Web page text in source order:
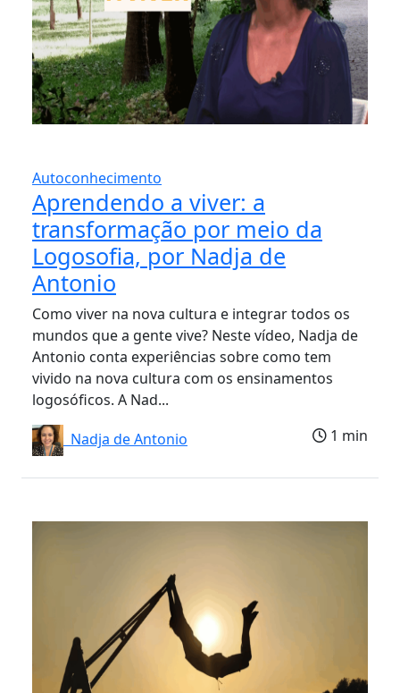
Autoconhecimento
Aprendendo a viver: a
transformação por meio da
Logosofia, por Nadja de
Antonio
Como viver na nova cultura e integrar todos os
mundos que a gente vive? Neste vídeo, Nadja de
Antonio conta experiências sobre como tem
vivido na nova cultura com os ensinamentos
logosóficos. A Nad...
Nadja de Antonio
1 min